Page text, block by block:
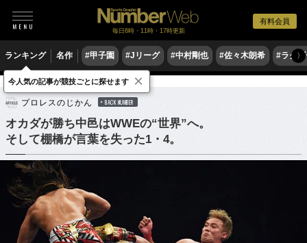
有料会員
毎日6時・11時・17時更新
ランキング 名作 #甲子園 #Jリーグ #中村剛也 #佐々木朗希 #ラグ〉
格闘技 プロレス
プロレスのじかん BACK NUMBER
オカダが勝ち中邑はWWEの“世界”へ。
そして棚橋が言葉を失った1・4。
今人気の記事が競技ごとに探せます ×